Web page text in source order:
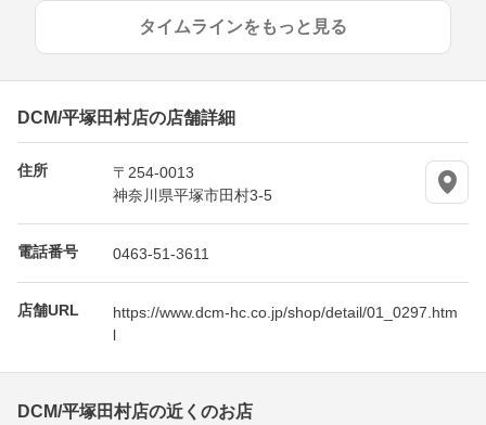
タイムラインをもっと見る
DCM/平塚田村店の店舗詳細
住所
〒254-0013
神奈川県平塚市田村3-5
電話番号 0463-51-3611
店舗URL
https://www.dcm-hc.co.jp/shop/detail/01_0297.htm
l
DCM/平塚田村店の近くのお店